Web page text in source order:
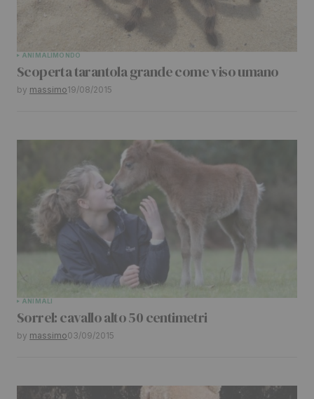
Your E-mail
ANIMALIMONDO
Scoperta tarantola grande come viso umano
by massimo19/08/2015
ANIMALI
Sorrel: cavallo alto 50 centimetri
by massimo03/09/2015